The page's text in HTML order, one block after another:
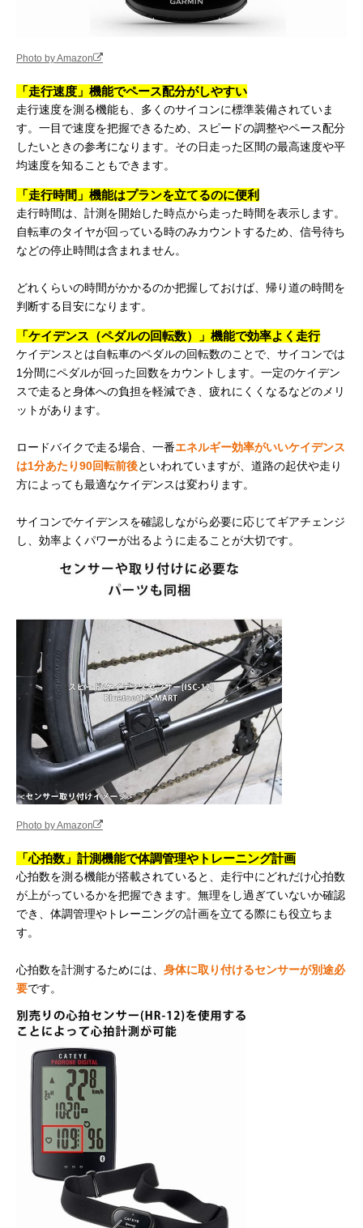
Photo by Amazon
「走行速度」機能でペース配分がしやすい
走行速度を測る機能も、多くのサイコンに標準装備されていま
す。一目で速度を把握できるため、スピードの調整やペース配分
したいときの参考になります。その日走った区間の最高速度や平
均速度を知ることもできます。
「走行時間」機能はプランを立てるのに便利
走行時間は、計測を開始した時点から走った時間を表示します。
自転車のタイヤが回っている時のみカウントするため、信号待ち
などの停止時間は含まれません。
どれくらいの時間がかかるのか把握しておけば、帰り道の時間を
判断する目安になります。
「ケイデンス（ペダルの回転数）」機能で効率よく走行
ケイデンスとは自転車のペダルの回転数のことで、サイコンでは
1分間にペダルが回った回数をカウントします。一定のケイデン
スで走ると身体への負担を軽減でき、疲れにくくなるなどのメリ
ットがあります。
ロードバイクで走る場合、一番エネルギー効率がいいケイデンス
は1分あたり90回転前後といわれていますが、道路の起伏や走り
方によっても最適なケイデンスは変わります。
サイコンでケイデンスを確認しながら必要に応じてギアチェンジ
し、効率よくパワーが出るように走ることが大切です。
Photo by Amazon
「心拍数」計測機能で体調管理やトレーニング計画
心拍数を測る機能が搭載されていると、走行中にどれだけ心拍数
が上がっているかを把握できます。無理をし過ぎていないか確認
でき、体調管理やトレーニングの計画を立てる際にも役立ちま
す。
心拍数を計測するためには、 身体に取り付けるセンサーが別途必
要です。